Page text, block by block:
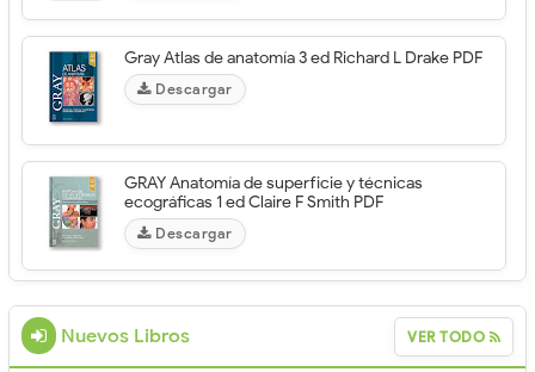
Gray Atlas de anatomía 3 ed Richard L Drake PDF
Descargar
GRAY Anatomía de superficie y técnicas
ecográficas 1 ed Claire F Smith PDF
Descargar
Nuevos Libros VER TODO